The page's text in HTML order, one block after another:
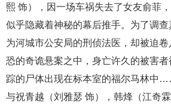
熙 饰），因一场车祸失去了女友俞菲
似乎隐藏着神秘的幕后推手。为了调
为河城市公安局的刑侦法医，却被迫
恐的奇诡悬案之中，身亡许久的被害
踪的尸体出现在标本室的福尔马林中
与祝青越（刘雅瑟 饰），韩烽（江奇